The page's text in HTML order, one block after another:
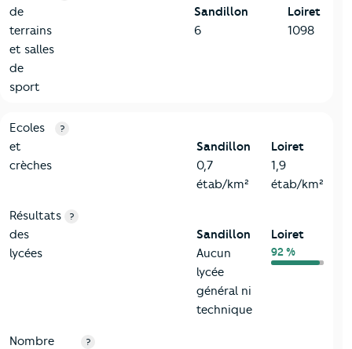
de
terrains
et salles
de
sport
Sandillon
6
Loiret
1098
4-Education
Critères
Ecoles
et
crèches
?
Sandillon
0,7
étab/km²
Loiret
1,9
étab/km²
Résultats
des
lycées
?
Sandillon
Aucun
lycée
général ni
technique
Loiret
92 %
Nombre
?